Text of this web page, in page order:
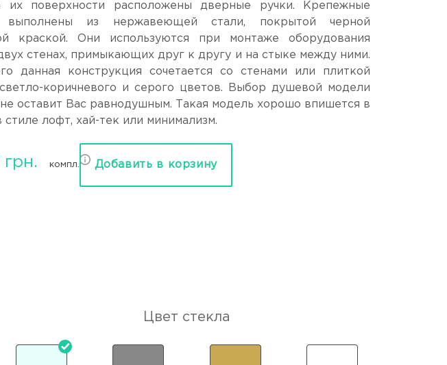
их поверхности расположены дверные ручки. Крепежные
выполнены из нержавеющей стали, покрытой черной
краской. Они используются при монтаже оборудования
стенах, примыкающих друг к другу и на стыке между ними.
данная конструкция сочетается со стенами или плиткой
коричневого и серого цветов. Выбор душевой модели
не оставит Вас равнодушным. Такая модель хорошо впишется в
стиле лофт, хай-тек или минимализм.
грн. компл. Добавить в корзину
Цвет стекла